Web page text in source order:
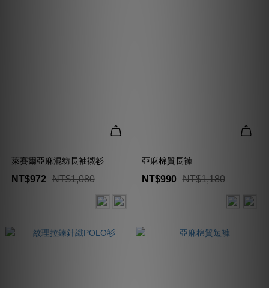
萊賽爾亞麻混紡長袖襯衫
NT$972 NT$1,080
亞麻棉質長褲
NT$990 NT$1,180